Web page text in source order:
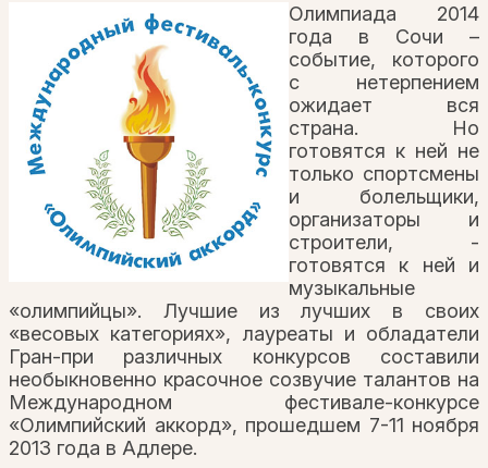
Олимпиада 2014
года в Сочи –
событие, которого
с нетерпением
ожидает вся
страна. Но
готовятся к ней не
только спортсмены
и болельщики,
организаторы и
строители, -
готовятся к ней и
музыкальные
«олимпийцы». Лучшие из лучших в своих
«весовых категориях», лауреаты и обладатели
Гран-при различных конкурсов составили
необыкновенно красочное созвучие талантов на
Международном фестивале-конкурсе
«Олимпийский аккорд», прошедшем 7-11 ноября
2013 года в Адлере.